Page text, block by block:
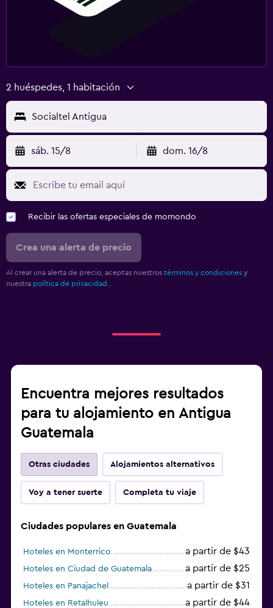
2 huéspedes, 1 habitación
Socialtel Antigua
sáb. 15/8 dom. 16/8
Recibir las ofertas especiales de momondo
Crea una alerta de precio
Al crear una alerta de precio, aceptas nuestros términos y condiciones y
nuestra política de privacidad.
Encuentra mejores resultados
para tu alojamiento en Antigua
Guatemala
Otras ciudades Alojamientos alternativos
Voy a tener suerte Completa tu viaje
Ciudades populares en Guatemala
Hoteles en Monterrico a partir de $43
Hoteles en Ciudad de Guatemala a partir de $25
Hoteles en Panajachel a partir de $31
Hoteles en Retalhuleu a partir de $44